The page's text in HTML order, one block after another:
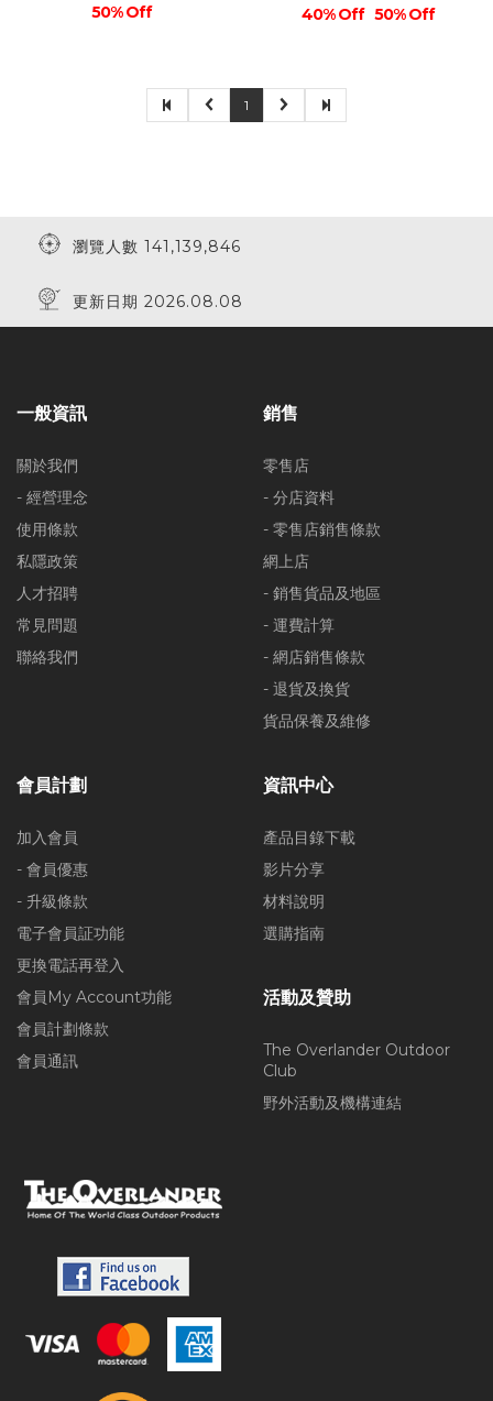
50% Off 40% Off 50% Off
1
瀏覽人數 141,139,846
更新日期 2026.08.08
一般資訊
關於我們
- 經營理念
使用條款
私隱政策
人才招聘
常見問題
聯絡我們
銷售
零售店
- 分店資料
- 零售店銷售條款
網上店
- 銷售貨品及地區
- 運費計算
- 網店銷售條款
- 退貨及換貨
貨品保養及維修
會員計劃
加入會員
- 會員優惠
- 升級條款
電子會員証功能
更換電話再登入
會員My Account功能
會員計劃條款
會員通訊
資訊中心
產品目錄下載
影片分享
材料說明
選購指南
活動及贊助
The Overlander Outdoor
Club
野外活動及機構連結